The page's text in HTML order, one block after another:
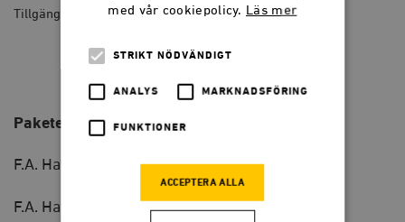
Tillgänglig som restorder
PAKET:
Alla
böcker
quantity
LÄGG I VARUKORG
Paketet innehåller:
F.A. Hayek, Frihetens grundvalar(1960, 2025)
F.A. Hayek, Vägen till träldom(1944, 2018)
med vår cookiepolicy. Läs mer
STRIKT NÖDVÄNDIGT
ANALYS MARKNADSFÖRING
FUNKTIONER
ACCEPTERA ALLA